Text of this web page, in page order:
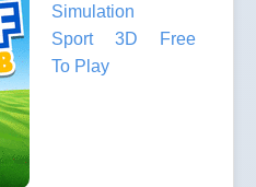
Simulation
Sport
3D
Free
To Play